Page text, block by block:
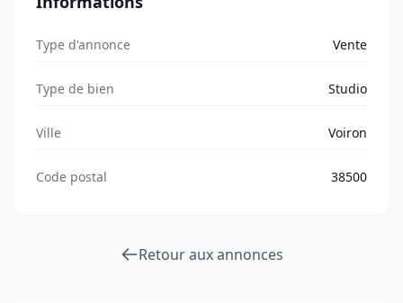
Type d'annonce Vente
Type de bien Studio
Ville Voiron
Code postal 38500
Retour aux annonces